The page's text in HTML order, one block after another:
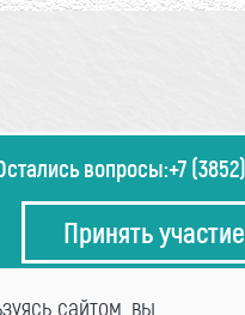
вопросы:+7
Принять участие
сайтом, вы